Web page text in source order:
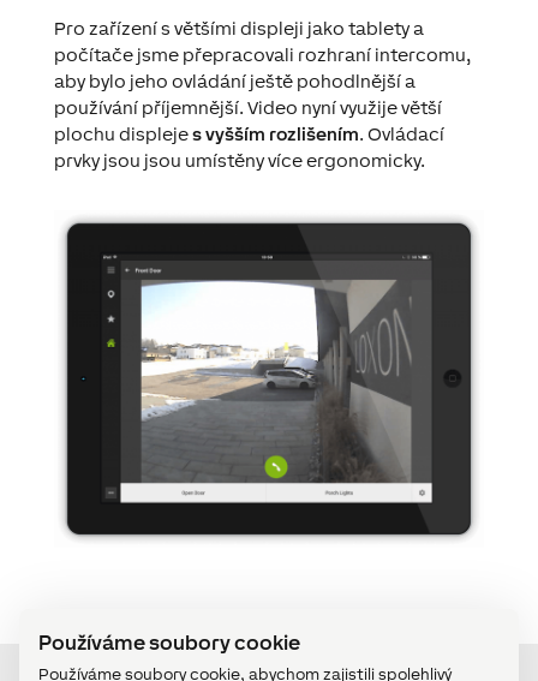
Používáme soubory cookie
Používáme soubory cookie, abychom zajistili spolehlivý
Pro zařízení s většími displeji jako tablety a
počítače jsme přepracovali rozhraní intercomu,
aby bylo jeho ovládání ještě pohodlnější a
používání příjemnější. Video nyní využije větší
plochu displejes vyšším rozlišením. Ovládací
prvky jsou jsou umístěny více ergonomicky.